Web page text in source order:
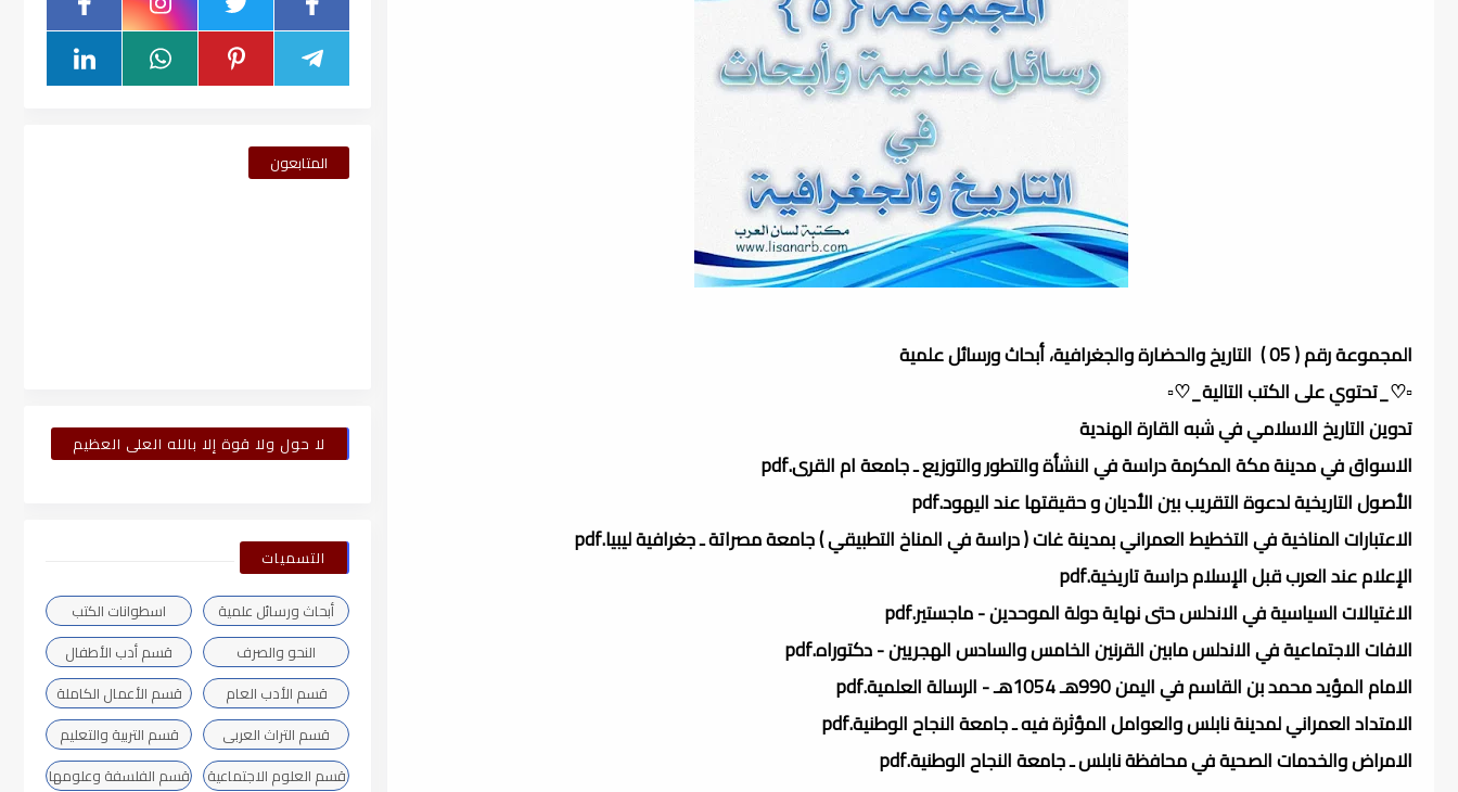
المجموعة رقم ( 05 ) التاريخ والحضارة والجغرافية، أبحاث ورسائل علمية
▫️♡_تحتوي على الكتب التالية_♡▫️
تدوين التاريخ الاسلامي في شبه القارة الهندية
الاسواق في مدينة مكة المكرمة دراسة في النشأة والتطور والتوزيع ـ جامعة ام القرى.pdf
الأصول التاريخية لدعوة التقريب بين الأديان و حقيقتها عند اليهود.pdf
الاعتبارات المناخية في التخطيط العمراني بمدينة غات ( دراسة في المناخ التطبيقي ) جامعة مصراتة ـ جغرافية ليبيا.pdf
الإعلام عند العرب قبل الإسلام دراسة تاريخية.pdf
الاغتيالات السياسية في الاندلس حتى نهاية دولة الموحدين - ماجستير.pdf
الافات الاجتماعية في الاندلس مابين القرنين الخامس والسادس الهجريين - دكتوراه.pdf
الامام المؤيد محمد بن القاسم في اليمن 990هـ 1054هـ - الرسالة العلمية.pdf
الامتداد العمراني لمدينة نابلس والعوامل المؤثرة فيه ـ جامعة النجاح الوطنية.pdf
الامراض والخدمات الصحية في محافظة نابلس ـ جامعة النجاح الوطنية.pdf
المتابعون
لا حول ولا قوة إلا بالله العلى العظيم
التسميات
أبحاث ورسائل علمية
اسطوانات الكتب
النحو والصرف
قسم أدب الأطفال
قسم الأدب العام
قسم الأعمال الكاملة
قسم التراث العربى
قسم التربية والتعليم
قسم العلوم الاجتماعية
قسم الفلسفة وعلومها